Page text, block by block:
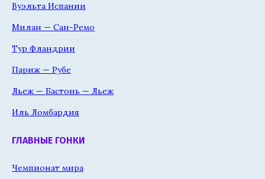
Вуэльта Испании
Милан — Сан-Ремо
Тур Фландрии
Париж — Рубе
Льеж — Бастонь — Льеж
Иль Ломбардия
ГЛАВНЫЕ ГОНКИ
Чемпионат мира